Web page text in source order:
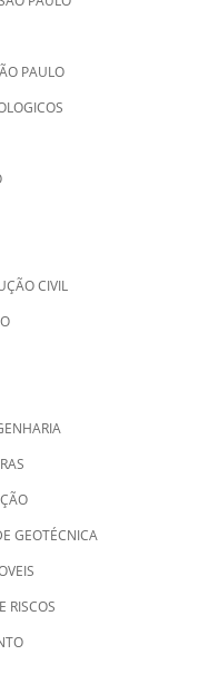
PAULO
CIVIL
GEOTÉCNICA
RISCOS